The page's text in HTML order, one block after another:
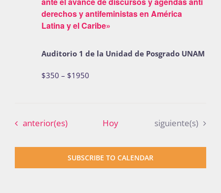
derechos y antifeministas en América
Latina y el Caribe»
Auditorio 1 de la Unidad de Posgrado UNAM
$350 – $1950
Eventos
anterior(es) Hoy Eventos
siguiente(s)
SUBSCRIBE TO CALENDAR